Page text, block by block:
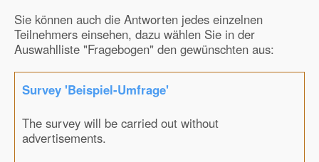
Sie können auch die Antworten jedes einzelnen
Teilnehmers einsehen, dazu wählen Sie in der
Auswahlliste "Fragebogen" den gewünschten aus:
Survey 'Beispiel-Umfrage'
The survey will be carried out without
advertisements.